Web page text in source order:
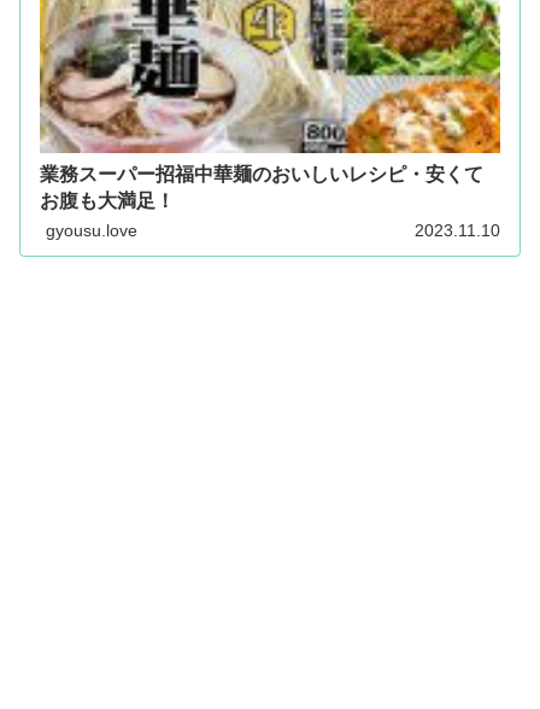
業務スーパー招福中華麺のおいしいレシピ・安くて
お腹も大満足！
gyousu.love 2023.11.10